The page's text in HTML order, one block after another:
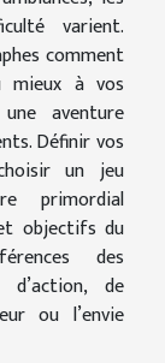
varient.
comment
mieux à vos
aventure
Définir vos
un jeu
primordial
objectifs du
des
d’action, de
ou l’envie